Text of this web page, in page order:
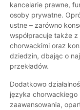
kancelarie prawne,
osoby prywatne.
ustne – zarówno
współpracuje także
chorwackimi oraz
dziedzin, dbając o
przekładów.
Dodatkowo
języka
zaawansowania,